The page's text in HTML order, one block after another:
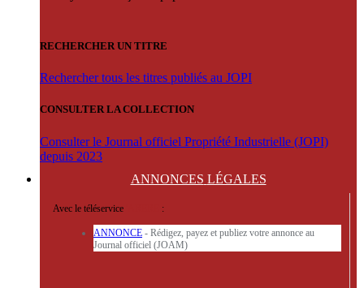
RECHERCHER UN TITRE
Rechercher tous les titres publiés au JOPI
CONSULTER LA COLLECTION
Consulter le Journal officiel Propriété Industrielle (JOPI)
depuis 2023
ANNONCES LÉGALES
Avec le téléservice :
ANNONCE - Rédigez, payez et publiez votre annonce au
Journal officiel (JOAM)